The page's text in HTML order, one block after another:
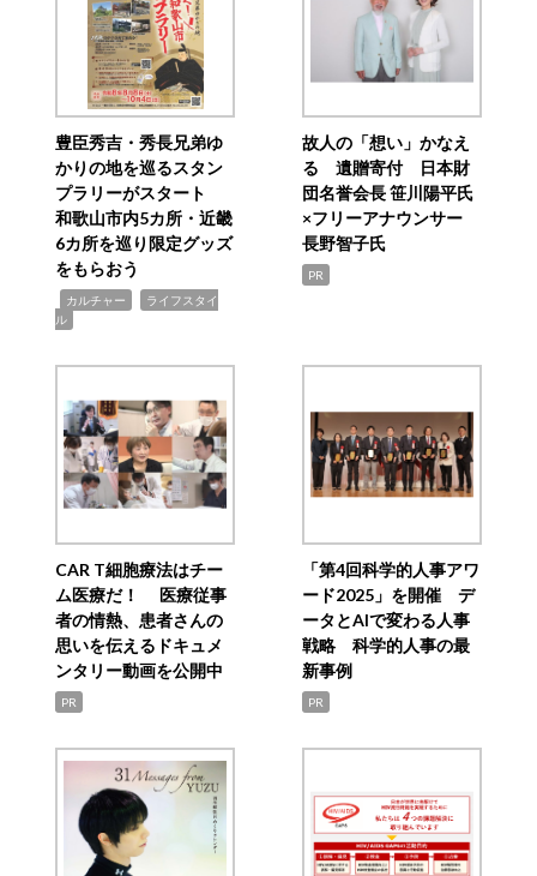
豊臣秀吉・秀長兄弟ゆ
かりの地を巡るスタン
プラリーがスタート
和歌山市内5カ所・近畿
6カ所を巡り限定グッズ
をもらおう
カルチャー
ライフスタイ
ル
故人の「想い」かなえ
る 遺贈寄付 日本財
団名誉会長 笹川陽平氏
×フリーアナウンサー
長野智子氏
PR
CAR T細胞療法はチー
ム医療だ！ 医療従事
者の情熱、患者さんの
思いを伝えるドキュメ
ンタリー動画を公開中
PR
「第4回科学的人事アワ
ード2025」を開催 デ
ータとAIで変わる人事
戦略 科学的人事の最
新事例
PR